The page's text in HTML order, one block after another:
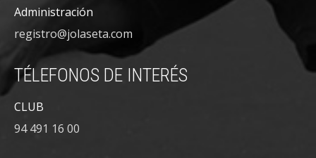
Administración
registro@jolaseta.com
TÉLEFONOS DE INTERÉS
CLUB
94 491 16 00